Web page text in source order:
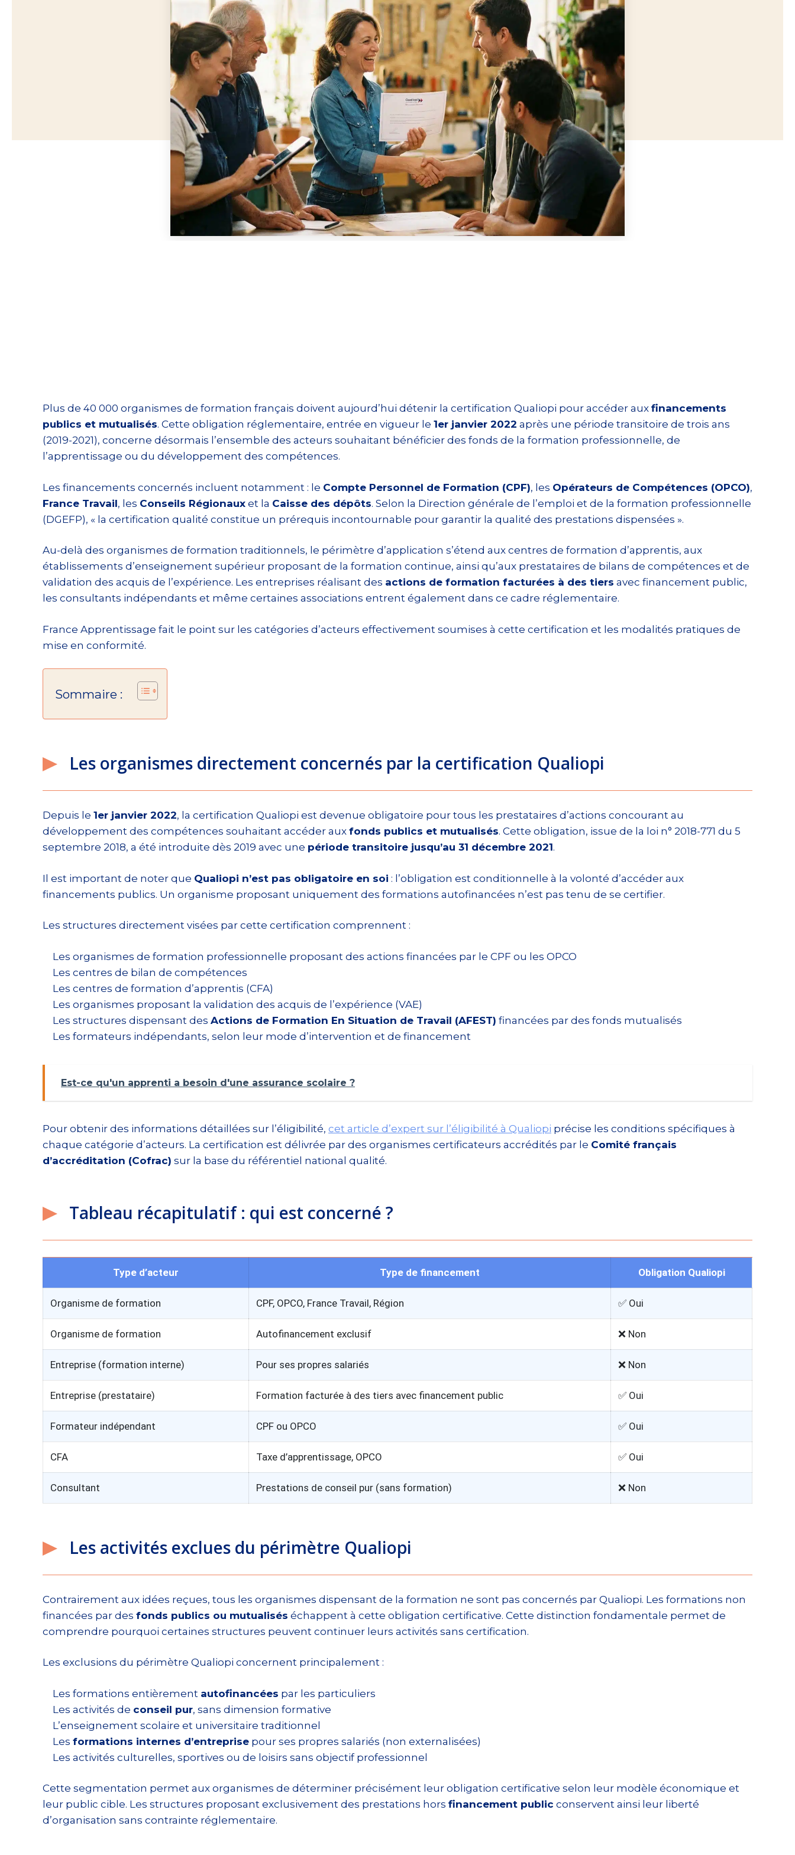
Plus de 40 000 organismes de formation français doivent aujourd’hui détenir la certification Qualiopi pour accéder aux financements
publics et mutualisés. Cette obligation réglementaire, entrée en vigueur le 1er janvier 2022 après une période transitoire de trois ans
(2019-2021), concerne désormais l’ensemble des acteurs souhaitant bénéficier des fonds de la formation professionnelle, de
l’apprentissage ou du développement des compétences.
Les financements concernés incluent notamment : le Compte Personnel de Formation (CPF), les Opérateurs de Compétences (OPCO),
France Travail, les Conseils Régionaux et la Caisse des dépôts. Selon la Direction générale de l’emploi et de la formation professionnelle
(DGEFP), « la certification qualité constitue un prérequis incontournable pour garantir la qualité des prestations dispensées ».
Au-delà des organismes de formation traditionnels, le périmètre d’application s’étend aux centres de formation d’apprentis, aux
établissements d’enseignement supérieur proposant de la formation continue, ainsi qu’aux prestataires de bilans de compétences et de
validation des acquis de l’expérience. Les entreprises réalisant des actions de formation facturées à des tiers avec financement public,
les consultants indépendants et même certaines associations entrent également dans ce cadre réglementaire.
France Apprentissage fait le point sur les catégories d’acteurs effectivement soumises à cette certification et les modalités pratiques de
mise en conformité.
Sommaire :
Les organismes directement concernés par la certification Qualiopi
Depuis le 1er janvier 2022, la certification Qualiopi est devenue obligatoire pour tous les prestataires d’actions concourant au
développement des compétences souhaitant accéder aux fonds publics et mutualisés. Cette obligation, issue de la loi n° 2018-771 du 5
septembre 2018, a été introduite dès 2019 avec une période transitoire jusqu’au 31 décembre 2021.
Il est important de noter que Qualiopi n’est pas obligatoire en soi : l’obligation est conditionnelle à la volonté d’accéder aux
financements publics. Un organisme proposant uniquement des formations autofinancées n’est pas tenu de se certifier.
Les structures directement visées par cette certification comprennent :
Les organismes de formation professionnelle proposant des actions financées par le CPF ou les OPCO
Les centres de bilan de compétences
Les centres de formation d’apprentis (CFA)
Les organismes proposant la validation des acquis de l’expérience (VAE)
Les structures dispensant des Actions de Formation En Situation de Travail (AFEST) financées par des fonds mutualisés
Les formateurs indépendants, selon leur mode d’intervention et de financement
Est-ce qu'un apprenti a besoin d'une assurance scolaire ?
Pour obtenir des informations détaillées sur l’éligibilité, cet article d’expert sur l’éligibilité à Qualiopi précise les conditions spécifiques à
chaque catégorie d’acteurs. La certification est délivrée par des organismes certificateurs accrédités par le Comité français
d’accréditation (Cofrac) sur la base du référentiel national qualité.
Tableau récapitulatif : qui est concerné ?
Type d’acteur Type de financement Obligation Qualiopi
Organisme de formation CPF, OPCO, France Travail, Région ✅ Oui
Organisme de formation Autofinancement exclusif ❌ Non
Entreprise (formation interne) Pour ses propres salariés ❌ Non
Entreprise (prestataire) Formation facturée à des tiers avec financement public ✅ Oui
Formateur indépendant CPF ou OPCO ✅ Oui
CFA Taxe d’apprentissage, OPCO ✅ Oui
Consultant Prestations de conseil pur (sans formation) ❌ Non
Les activités exclues du périmètre Qualiopi
Contrairement aux idées reçues, tous les organismes dispensant de la formation ne sont pas concernés par Qualiopi. Les formations non
financées par des fonds publics ou mutualisés échappent à cette obligation certificative. Cette distinction fondamentale permet de
comprendre pourquoi certaines structures peuvent continuer leurs activités sans certification.
Les exclusions du périmètre Qualiopi concernent principalement :
Les formations entièrement autofinancées par les particuliers
Les activités de conseil pur, sans dimension formative
L’enseignement scolaire et universitaire traditionnel
Les formations internes d’entreprise pour ses propres salariés (non externalisées)
Les activités culturelles, sportives ou de loisirs sans objectif professionnel
Cette segmentation permet aux organismes de déterminer précisément leur obligation certificative selon leur modèle économique et
leur public cible. Les structures proposant exclusivement des prestations hors financement public conservent ainsi leur liberté
d’organisation sans contrainte réglementaire.